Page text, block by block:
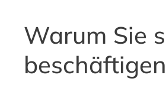
Warum Sie